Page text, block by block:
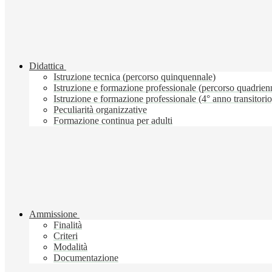
Didattica
Istruzione tecnica (percorso quinquennale)
Istruzione e formazione professionale (percorso
Istruzione e formazione professionale (4° anno
Peculiarità organizzative
Formazione continua per adulti
Ammissione
Finalità
Criteri
Modalità
Documentazione